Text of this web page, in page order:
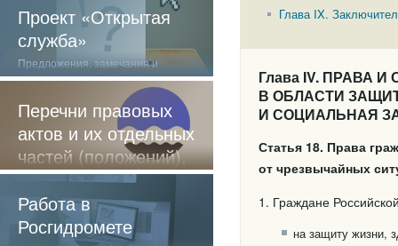
Проект «Открытая
служба»
Предложения, замечания и
отзывы о нашей работе
Перечни правовых
актов и их отдельных
частей (положений),
содержащие
обязательные
требования
Работа в
Росгидромете
Глава IX.
Глава IV. ПРАВА
В ОБЛАСТИ
И СОЦИАЛЬНАЯ
Статья 18. Права
от чрезвычайных
1. Граждане
на защиту жизни,